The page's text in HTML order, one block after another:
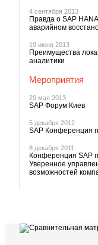
4 сентября 2013
Правда о SAP
аварийном
19 июня 2013
Преимущества
аналитики
Мероприятия
29 мая 2013
SAP Форум Киев
5 декабря 2012
SAP Конференция
8 декабря 2011
Конференция SAP
Уверенное
возможностей